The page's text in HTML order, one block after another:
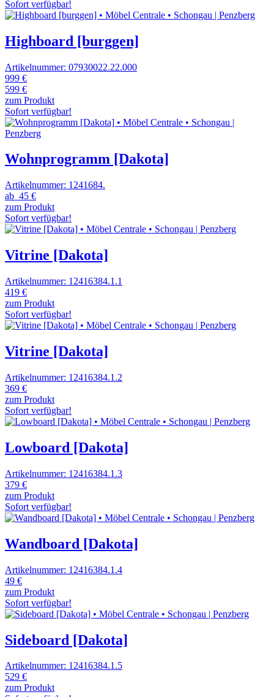
Sofort verfügbar!
Highboard [burggen]
Artikelnummer: 07930022.22.000
999 €
599 €
zum Produkt
Sofort verfügbar!
Wohnprogramm [Dakota]
Artikelnummer: 1241684.
ab 45 €
zum Produkt
Sofort verfügbar!
Vitrine [Dakota]
Artikelnummer: 12416384.1.1
419 €
zum Produkt
Sofort verfügbar!
Vitrine [Dakota]
Artikelnummer: 12416384.1.2
369 €
zum Produkt
Sofort verfügbar!
Lowboard [Dakota]
Artikelnummer: 12416384.1.3
379 €
zum Produkt
Sofort verfügbar!
Wandboard [Dakota]
Artikelnummer: 12416384.1.4
49 €
zum Produkt
Sofort verfügbar!
Sideboard [Dakota]
Artikelnummer: 12416384.1.5
529 €
zum Produkt